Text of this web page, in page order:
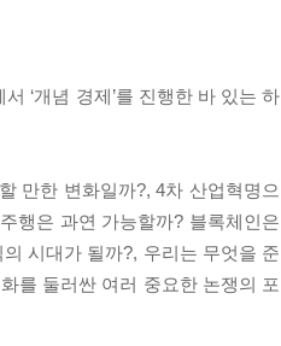
‘개념 경제’를 진행한 바 있는 하
만한 변화일까?, 4차 산업혁명으
행은 과연 가능할까? 블록체인은
시대가 될까?, 우리는 무엇을 준
를 둘러싼 여러 중요한 논쟁의 포